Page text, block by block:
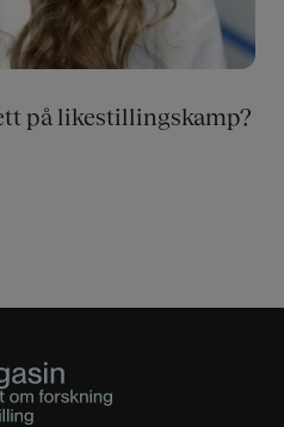
på likestillingskamp?